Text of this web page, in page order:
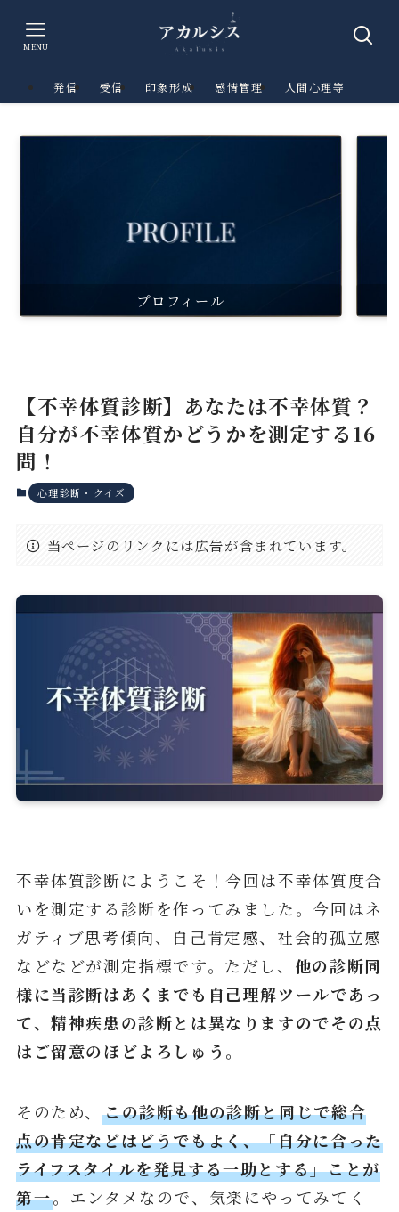
MENU
発信 受信 印象形成 感情管理 人間心理等
プロフィール
【不幸体質診断】あなたは不幸体質？
自分が不幸体質かどうかを測定する16
問！
心理診断・クイズ
当ページのリンクには広告が含まれています。
不幸体質診断にようこそ！今回は不幸体質度合
いを測定する診断を作ってみました。今回はネ
ガティブ思考傾向、自己肯定感、社会的孤立感
などなどが測定指標です。ただし、 他の診断同
様に当診断はあくまでも自己理解ツールであっ
て、精神疾患の診断とは異なりますのでその点
はご留意のほどよろしゅう。
そのため、 この診断も他の診断と同じで総合
点の肯定などはどうでもよく、「自分に合った
ライフスタイルを発見する一助とする」ことが
第一。エンタメなので、気楽にやってみてく